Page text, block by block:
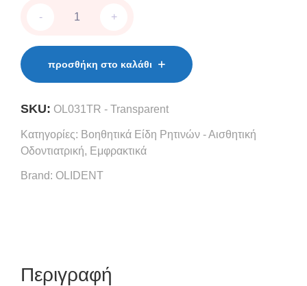
- +
προσθήκη στο καλάθι
SKU: OL031TR - Transparent
Κατηγορίες: Βοηθητικά Είδη Ρητινών - Αισθητική
Οδοντιατρική, Εμφρακτικά
Brand: OLIDENT
Περιγραφή